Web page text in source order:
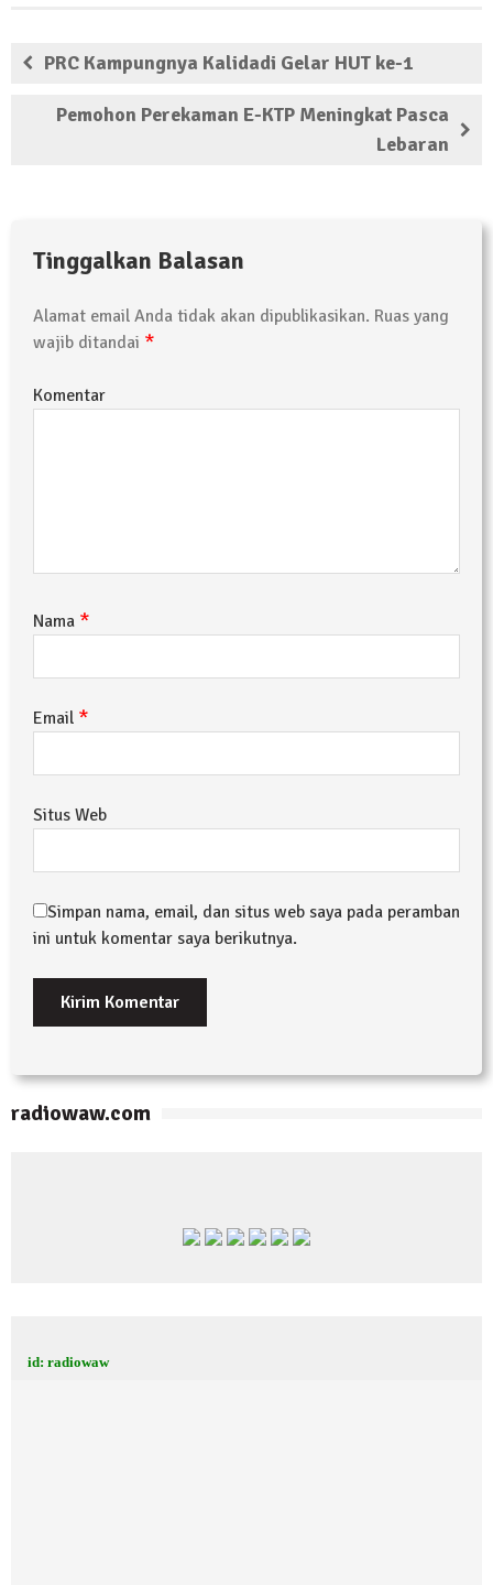
News Flash
Kembali Laksanakan Sosialisasi 4 Pilar
PRC Kampungnya Kalidadi Gelar HUT ke-1
Pemohon Perekaman E-KTP Meningkat Pasca
Lebaran
Tinggalkan Balasan
Alamat email Anda tidak akan dipublikasikan. Ruas yang
wajib ditandai *
Komentar
Nama *
Email *
Situs Web
Simpan nama, email, dan situs web saya pada peramban
ini untuk komentar saya berikutnya.
radiowaw.com
id: radiowaw